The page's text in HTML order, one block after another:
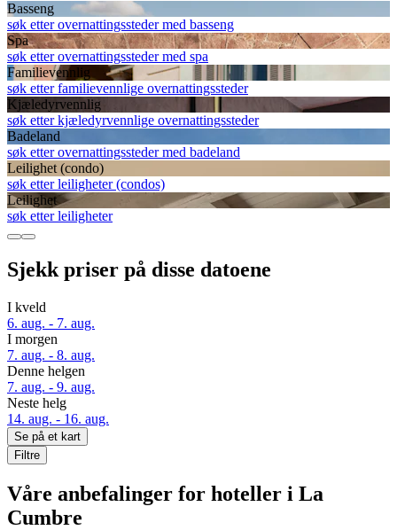
Basseng
søk etter overnattingssteder med basseng
Spa
søk etter overnattingssteder med spa
Familievennlig
søk etter familievennlige overnattingssteder
Kjæledyrvennlig
søk etter kjæledyrvennlige overnattingssteder
Badeland
søk etter overnattingssteder med badeland
Leilighet (condo)
søk etter leiligheter (condos)
Leilighet
søk etter leiligheter
Sjekk priser på disse datoene
I kveld
6. aug. - 7. aug.
I morgen
7. aug. - 8. aug.
Denne helgen
7. aug. - 9. aug.
Neste helg
14. aug. - 16. aug.
Se på et kart
Filtre
Våre anbefalinger for hoteller i La
Cumbre